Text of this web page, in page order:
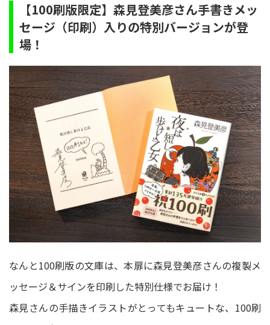
【100刷版限定】森見登美彦さん手書きメッ
セージ（印刷）入りの特別バージョンが登
場！
なんと100刷版の文庫は、本扉に森見登美彦さんの複製メ
ッセージ＆サインを印刷した特別仕様でお届け！
森見さんの手描きイラストがとってもキュートな、100刷